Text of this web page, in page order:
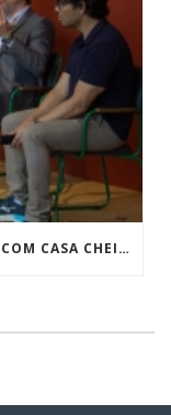
CASA PATRIMÔNIO ESTREIA NA FLIP COM CASA CHEIA E DEBATES SOBRE PRESERVAÇÃO